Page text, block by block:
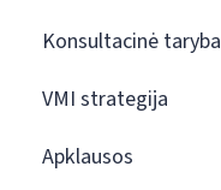
Konsultacinė taryba
VMI strategija
Apklausos